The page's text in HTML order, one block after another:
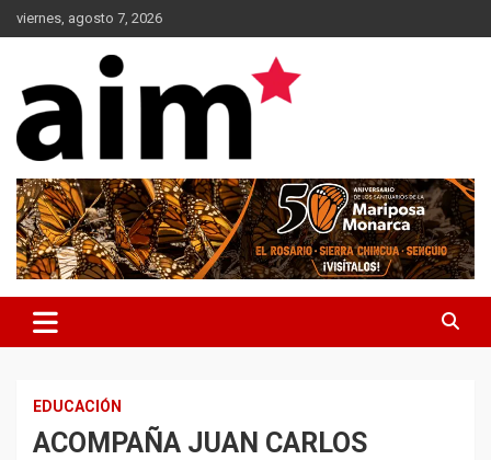
Skip
to
viernes, agosto 7, 2026
AIM*
EDUCACIÓN
ACOMPAÑA JUAN CARLOS